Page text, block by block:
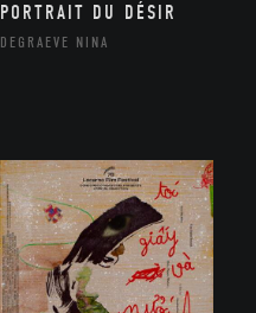
PORTRAIT DU DÉSIR
DEGRAEVE NINA